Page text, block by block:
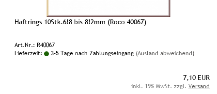
Haftrings 10Stk.6!8 bis 8!2mm (Roco 40067)
Art.Nr.: R40067
Lieferzeit:
3-5 Tage nach Zahlungseingang (Ausland abweichend)
7,10 EUR
inkl. 19% MwSt. zzgl. Versand